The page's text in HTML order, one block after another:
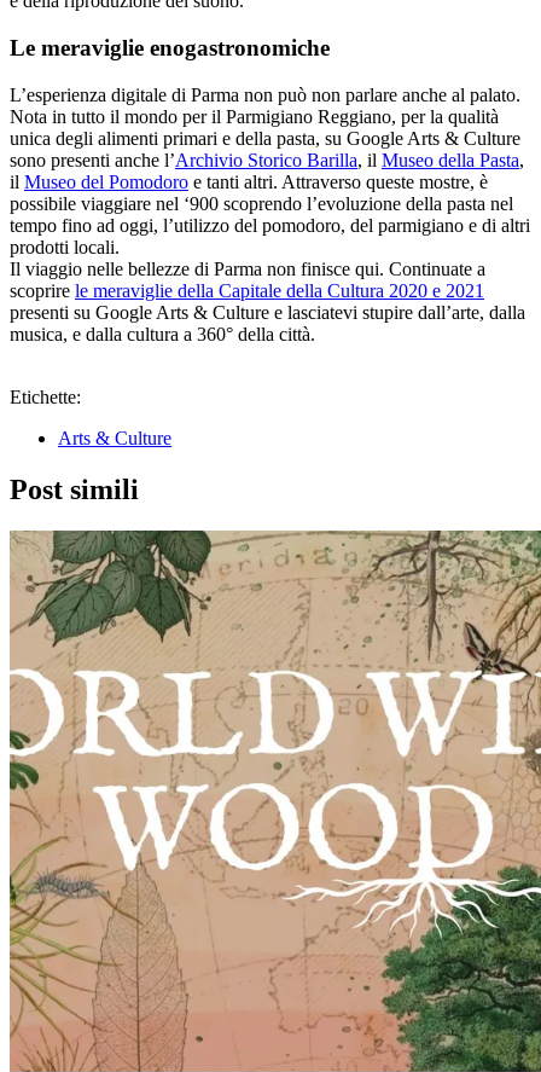
Le meraviglie enogastronomiche
L’esperienza digitale di Parma non può non parlare anche al palato.
Nota in tutto il mondo per il Parmigiano Reggiano, per la qualità
unica degli alimenti primari e della pasta, su Google Arts & Culture
sono presenti anche l’Archivio Storico Barilla, il Museo della Pasta,
il Museo del Pomodoro e tanti altri. Attraverso queste mostre, è
possibile viaggiare nel ‘900 scoprendo l’evoluzione della pasta nel
tempo fino ad oggi, l’utilizzo del pomodoro, del parmigiano e di altri
prodotti locali.
Il viaggio nelle bellezze di Parma non finisce qui. Continuate a
scoprire le meraviglie della Capitale della Cultura 2020 e 2021
presenti su Google Arts & Culture e lasciatevi stupire dall’arte, dalla
musica, e dalla cultura a 360° della città.
Etichette:
Arts & Culture
Post simili